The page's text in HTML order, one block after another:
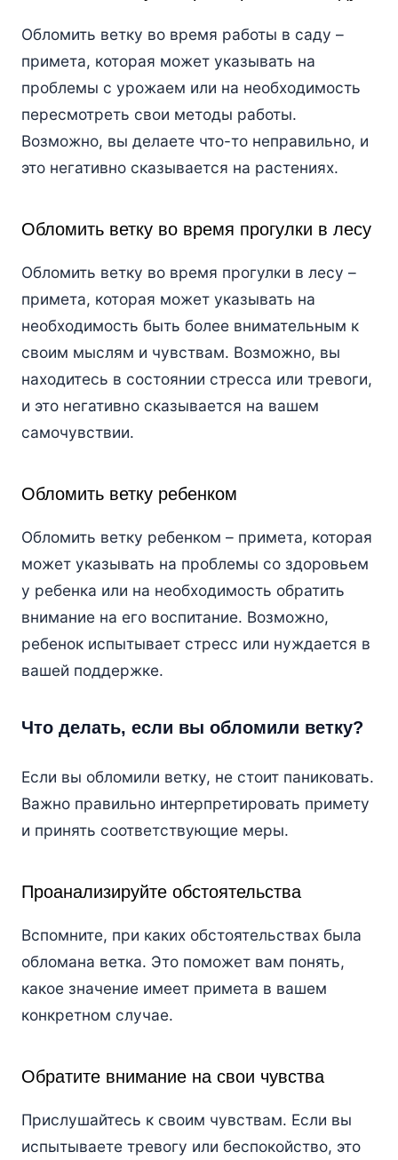
Обломить ветку во время работы в саду –
примета, которая может указывать на
проблемы с урожаем или на необходимость
пересмотреть свои методы работы.
Возможно, вы делаете что-то неправильно, и
это негативно сказывается на растениях.
Обломить ветку во время прогулки в лесу
Обломить ветку во время прогулки в лесу –
примета, которая может указывать на
необходимость быть более внимательным к
своим мыслям и чувствам. Возможно, вы
находитесь в состоянии стресса или тревоги,
и это негативно сказывается на вашем
самочувствии.
Обломить ветку ребенком
Обломить ветку ребенком – примета, которая
может указывать на проблемы со здоровьем
у ребенка или на необходимость обратить
внимание на его воспитание. Возможно,
ребенок испытывает стресс или нуждается в
вашей поддержке.
Что делать, если вы обломили ветку?
Если вы обломили ветку, не стоит паниковать.
Важно правильно интерпретировать примету
и принять соответствующие меры.
Проанализируйте обстоятельства
Вспомните, при каких обстоятельствах была
обломана ветка. Это поможет вам понять,
какое значение имеет примета в вашем
конкретном случае.
Обратите внимание на свои чувства
Прислушайтесь к своим чувствам. Если вы
испытываете тревогу или беспокойство, это